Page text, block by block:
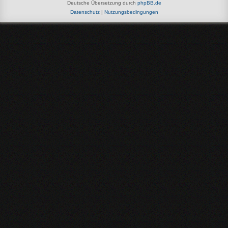
Deutsche Übersetzung durch phpBB.de
Datenschutz| Nutzungsbedingungen